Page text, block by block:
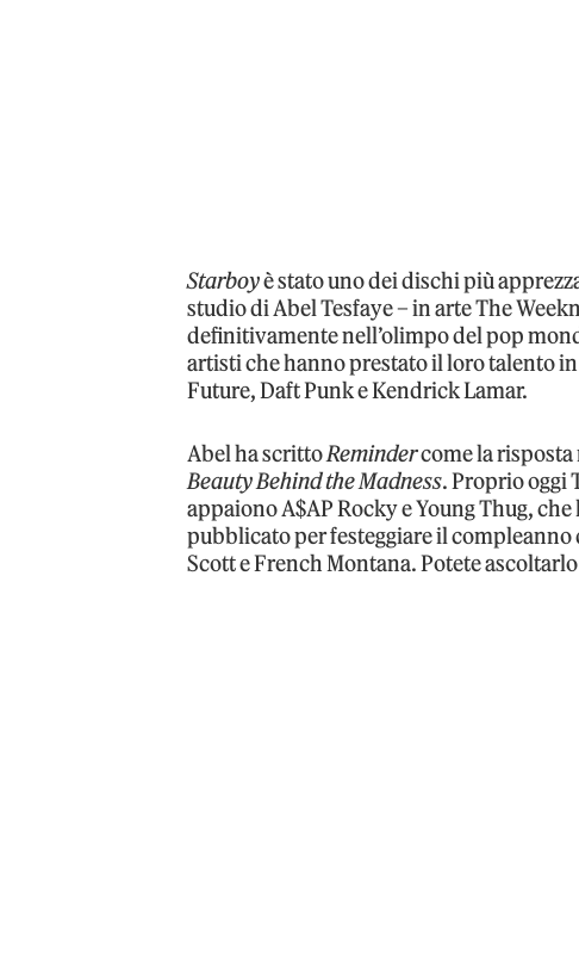
Starboyè stato uno dei dischi più
studio di Abel Tesfaye – in arte The
definitivamente nell’olimpo del pop
artisti che hanno prestato il loro talento
Future, Daft Punk e Kendrick Lamar.
Abel ha scrittoRemindercome la risposta
Beauty Behind the Madness. Proprio oggi
appaiono A$AP Rocky e Young Thug,
pubblicato per festeggiare il compleanno
Scott e French Montana. Potete